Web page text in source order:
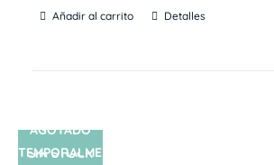
Añadir al carrito Detalles
SIN STOCK
AGOTADO
TEMPORALME